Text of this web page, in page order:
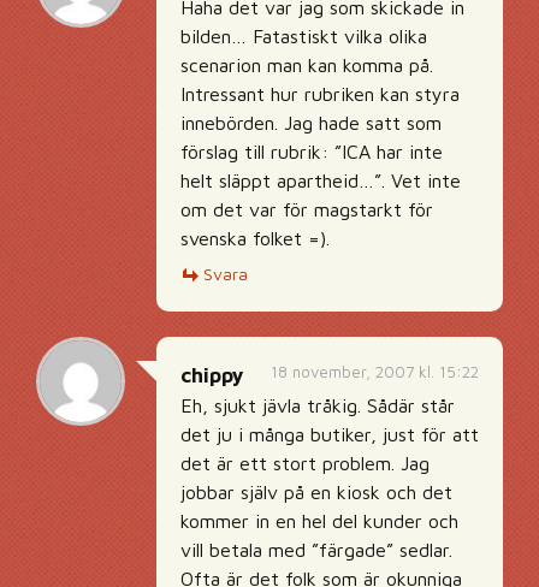
Haha det var jag som skickade in
bilden… Fatastiskt vilka olika
scenarion man kan komma på.
Intressant hur rubriken kan styra
innebörden. Jag hade satt som
förslag till rubrik: ”ICA har inte
helt släppt apartheid…”. Vet inte
om det var för magstarkt för
svenska folket =).
Svara
18 november, 2007 kl. 15:22
chippy
Eh, sjukt jävla tråkig. Sådär står
det ju i många butiker, just för att
det är ett stort problem. Jag
jobbar själv på en kiosk och det
kommer in en hel del kunder och
vill betala med ”färgade” sedlar.
Ofta är det folk som är okunniga